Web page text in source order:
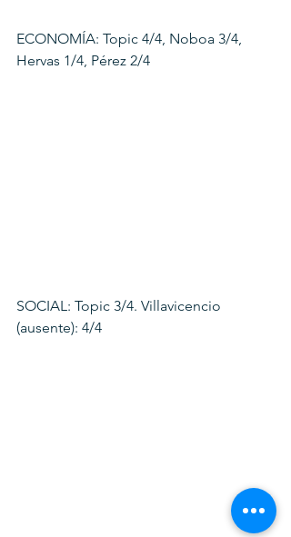
ECONOMÍA: Topic 4/4, Noboa 3/4,
Hervas 1/4, Pérez 2/4
SOCIAL: Topic 3/4. Villavicencio
(ausente): 4/4